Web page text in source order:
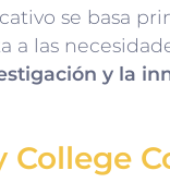
se basa
a las
y la
College